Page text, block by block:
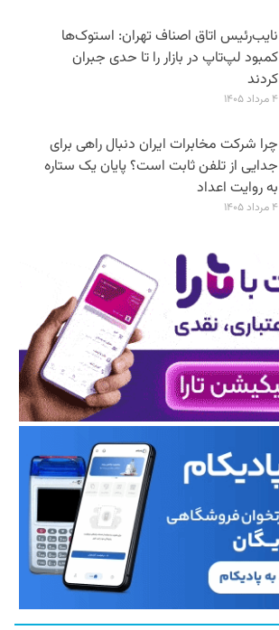
نایب‌رئیس اتاق اصناف تهران: استوک‌ها
کمبود لپ‌تاپ در بازار را تا حدی جبران
کردند
۴ مرداد ۱۴۰۵
چرا شرکت مخابرات ایران دنبال راهی برای
جدایی از تلفن ثابت است؟ پایان یک ستاره
به روایت اعداد
۴ مرداد ۱۴۰۵